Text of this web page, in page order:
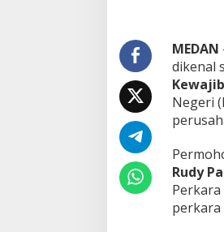
MEDAN
dikenal
Negeri
Rudy
perkara